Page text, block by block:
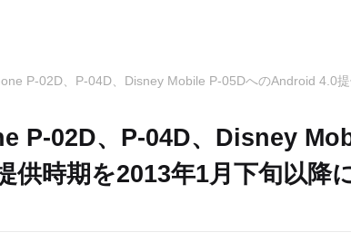
P-02D、P-04D、Disney Mobile P-05DへのAndroid 4.0
P-02D、P-04D、Disney
時期を2013年1月下旬以降